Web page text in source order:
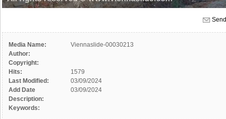
Media Name:
Viennaslide-00030213
Author:
Copyright:
Hits:
1579
Last Modified:
03/09/2024
Add Date
03/09/2024
Description:
Keywords: